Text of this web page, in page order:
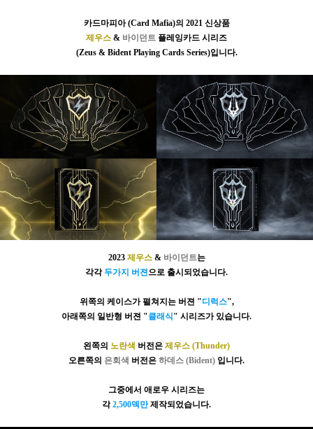
카드마피아 (Card Mafia)의 2021 신상품
제우스 & 바이던트 플레잉카드 시리즈
(Zeus & Bident Playing Cards Series)입니다.
2023 제우스& 바이던트는
각각 두가지 버젼으로 출시되었습니다.
위쪽의 케이스가 펼쳐지는 버젼 "디럭스",
아래쪽의 일반형 버젼 "클래식" 시리즈가 있습니다.
왼쪽의 노란색 버전은 제우스 (Thunder)
오른쪽의 은회색 버전은 하데스 (Bident) 입니다.
그중에서 애로우 시리즈​는
각 2,500덱만제작되었습니다.